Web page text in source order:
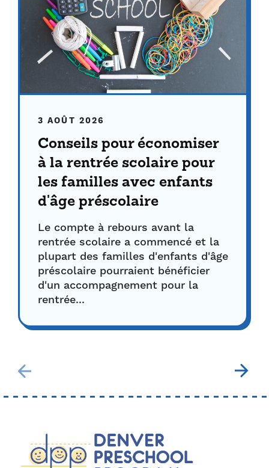
3 AOÛT 2026
Conseils pour économiser
à la rentrée scolaire pour
les familles avec enfants
d'âge préscolaire
Le compte à rebours avant la
rentrée scolaire a commencé et la
plupart des familles d'enfants d'âge
préscolaire pourraient bénéficier
d'un accompagnement pour la
rentrée...